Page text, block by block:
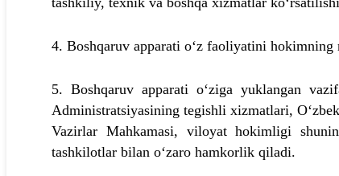
4. Boshqaruv apparati o‘z faoliyatini hokimning
5. Boshqaruv apparati o‘ziga yuklangan
Administratsiyasining tegishli xizmatlari,
Vazirlar Mahkamasi, viloyat hokimligi
tashkilotlar bilan o‘zaro hamkorlik qiladi.